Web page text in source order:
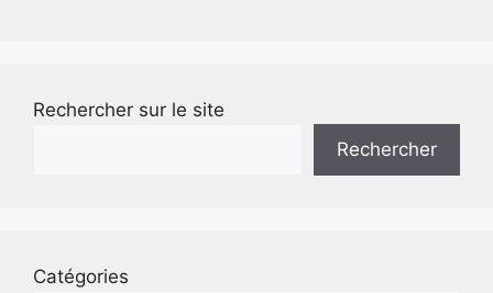
Rechercher sur le site
Rechercher
Catégories